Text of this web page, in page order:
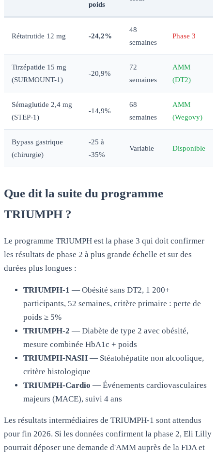
poids
Rétatrutide 12 mg -24,2%
48
semaines
Phase 3
Tirzépatide 15 mg
(SURMOUNT-1)
-20,9%
72
semaines
AMM
(DT2)
Sémaglutide 2,4 mg
(STEP-1)
-14,9%
68
semaines
AMM
(Wegovy)
Bypass gastrique
(chirurgie)
-25 à
-35%
Variable Disponible
Que dit la suite du programme
TRIUMPH ?
Le programme TRIUMPH est la phase 3 qui doit confirmer
les résultats de phase 2 à plus grande échelle et sur des
durées plus longues :
TRIUMPH-1 — Obésité sans DT2, 1 200+
participants, 52 semaines, critère primaire : perte de
poids ≥ 5%
TRIUMPH-2 — Diabète de type 2 avec obésité,
mesure combinée HbA1c + poids
TRIUMPH-NASH — Stéatohépatite non alcoolique,
critère histologique
TRIUMPH-Cardio — Événements cardiovasculaires
majeurs (MACE), suivi 4 ans
Les résultats intermédiaires de TRIUMPH-1 sont attendus
pour fin 2026. Si les données confirment la phase 2, Eli Lilly
pourrait déposer une demande d'AMM auprès de la FDA et